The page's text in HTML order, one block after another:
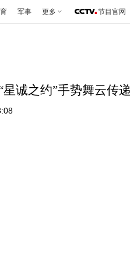
军事 更多 节目官网
星诚之约”手势舞云